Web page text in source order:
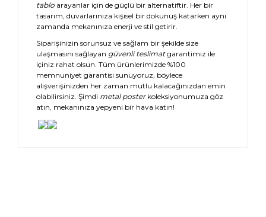
tablo arayanlar için de güçlü bir alternatiftir. Her bir
tasarım, duvarlarınıza kişisel bir dokunuş katarken aynı
zamanda mekanınıza enerji ve stil getirir.
Siparişinizin sorunsuz ve sağlam bir şekilde size
ulaşmasını sağlayan güvenli teslimatgarantimiz ile
içiniz rahat olsun. Tüm ürünlerimizde %100
memnuniyet garantisi sunuyoruz, böylece
alışverişinizden her zaman mutlu kalacağınızdan emin
olabilirsiniz. Şimdi metal posterkoleksiyonumuza göz
atın, mekanınıza yepyeni bir hava katın!